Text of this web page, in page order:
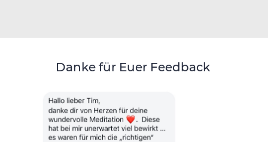
Danke für Euer Feedback